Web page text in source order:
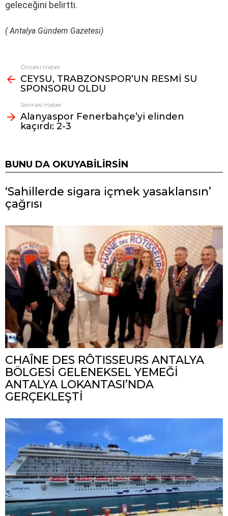
geleceğini belirtti.
( Antalya Gündem Gazetesi)
Fazlasına
bak
Önceki Haber
CEYSU, TRABZONSPOR’UN RESMİ SU
SPONSORU OLDU
Sonraki Haber
Alanyaspor Fenerbahçe’yi elinden
kaçırdı: 2-3
BUNU DA OKUYABILIRSIN
‘Sahillerde sigara içmek yasaklansın’
çağrısı
CHAÎNE DES RÔTISSEURS ANTALYA
BÖLGESİ GELENEKSEL YEMEĞİ
ANTALYA LOKANTASI’NDA
GERÇEKLEŞTİ